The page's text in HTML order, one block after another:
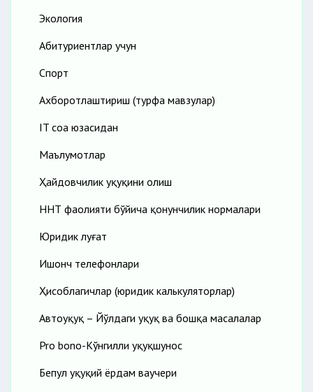
Экология
Абитуриентлар учун
Спорт
Ахборотлаштириш (турфа мавзулар)
IT соҳа юзасидан
Маълумотлар
Ҳайдовчилик ҳуқуқини олиш
ННТ фаолияти бўйича қонунчилик нормалари
Юридик луғат
Ишонч телефонлари
Ҳисоблагичлар (юридик калькуляторлар)
Автоҳуқуқ – Йўлдаги ҳуқуқ ва бошқа масалалар
Pro bono-Кўнгилли ҳуқуқшунос
Бепул ҳуқуқий ёрдам ваучери